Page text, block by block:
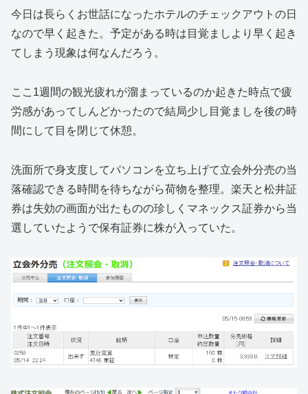
今日は長らくお世話になったホテルのチェックアウトの日
なので早く起きた。予定がある時は目覚ましより早く起き
てしまう現象は何なんだろう。
ここ1週間の観光疲れが溜まっているのか起きた時点で疲
労感があってしんどかったので結局少し目覚ましを後の時
間にして目を閉じて休憩。
洗面所で身支度してパソコンを立ち上げて立会外分売の当
落確認できる時間を待ちながら荷物を整理。楽天と松井証
券は失効の画面が出たものの珍しくマネックス証券から当
選していたようで保有証券に株が入っていた。